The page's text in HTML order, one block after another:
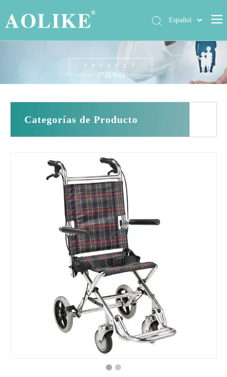
Exposición
Preguntas más frecuentes
Español
简体中文
English
Categorías de Producto